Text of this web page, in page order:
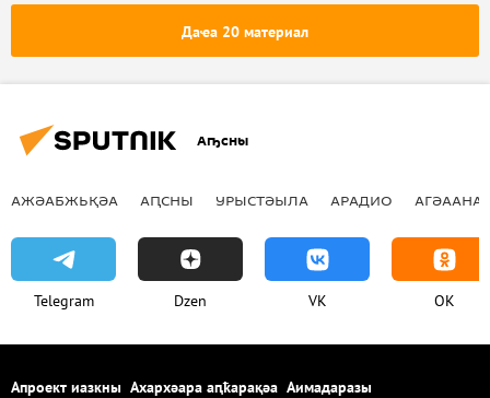
Даҽа 20 материал
Аҧсны
АЖӘАБЖЬҚӘА АԤСНЫ УРЫСТӘЫЛА АРАДИО
Telegram Dzen VK OK
Апроект иазкны Ахархәара аԥҟарақәа Аимадаразы